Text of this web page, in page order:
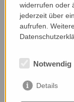
Webseite:
Nominiert von:
Gerhard
widerrufen oder
jederzeit über
aufrufen.
Notwendig
Details